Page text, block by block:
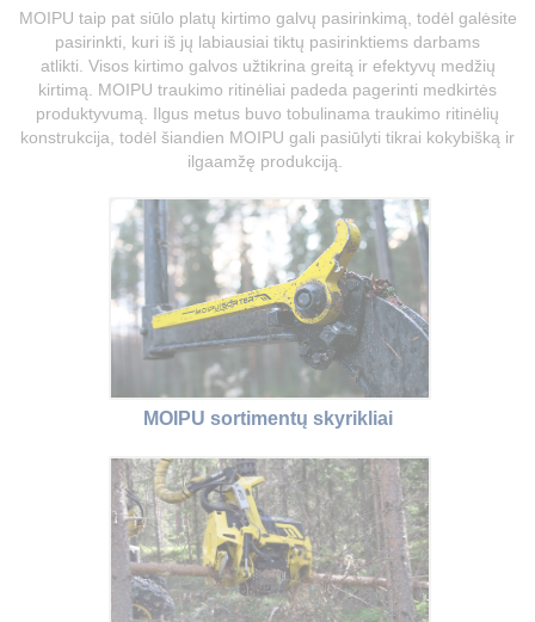
MOIPU taip pat siūlo platų kirtimo galvų pasirinkimą, todėl galėsite
pasirinkti, kuri iš jų labiausiai tiktų pasirinktiems darbams
atlikti. Visos kirtimo galvos užtikrina greitą ir efektyvų medžių
kirtimą. MOIPU traukimo ritinėliai padeda pagerinti medkirtės
produktyvumą. Ilgus metus buvo tobulinama traukimo ritinėlių
konstrukcija, todėl šiandien MOIPU gali pasiūlyti tikrai kokybišką ir
ilgaamžę produkciją.
MOIPU sortimentų skyrikliai